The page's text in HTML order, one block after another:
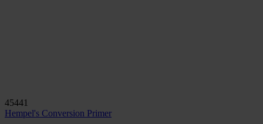
45441
Hempel's Conversion Primer